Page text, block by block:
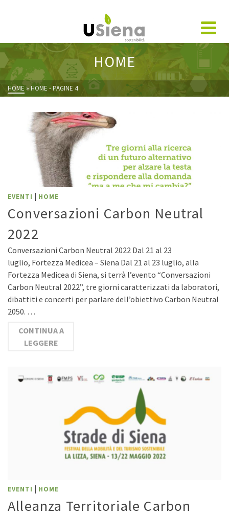
HOME
HOME » HOME - PAGINE 4
EVENTI | HOME
Conversazioni Carbon Neutral
2022
Conversazioni Carbon Neutral 2022 Dal 21 al 23
luglio, Fortezza Medicea – Siena Dal 21 al 23 luglio, alla
Fortezza Medicea di Siena, si terrà l’evento “Conversazioni
Carbon Neutral 2022”, tre giorni caratterizzati da laboratori,
dibattiti e concerti per parlare dell’obiettivo Carbon Neutral
2050. …
CONTINUA A
LEGGERE
EVENTI | HOME
Alleanza Territoriale Carbon